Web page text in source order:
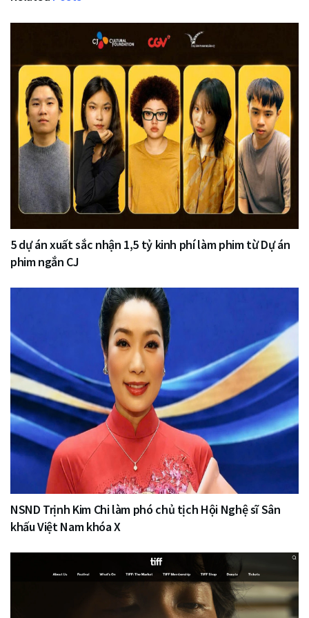
5 dự án xuất sắc nhận 1,5 tỷ kinh phí làm phim từ Dự án
phim ngắn CJ
NSND Trịnh Kim Chi làm phó chủ tịch Hội Nghệ sĩ Sân
khấu Việt Nam khóa X